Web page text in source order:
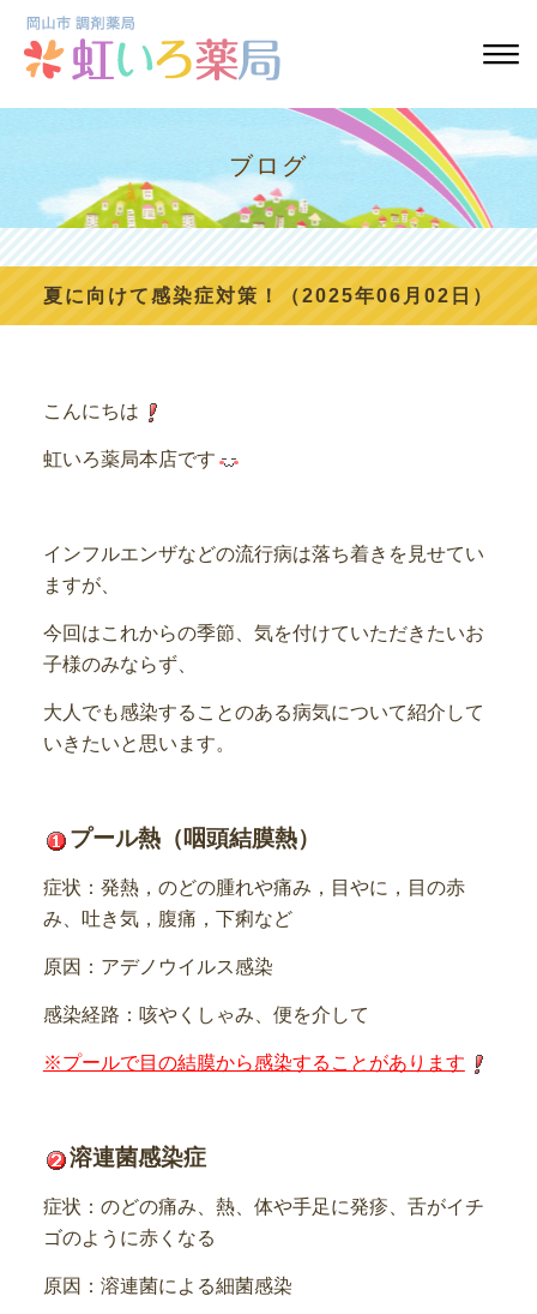
ブログ
夏に向けて感染症対策！（2025年06月02日）
こんにちは
虹いろ薬局本店です
インフルエンザなどの流行病は落ち着きを見せてい
ますが、
今回はこれからの季節、気を付けていただきたいお
子様のみならず、
大人でも感染することのある病気について紹介して
いきたいと思います。
プール熱（咽頭結膜熱）
症状：発熱，のどの腫れや痛み，目やに，目の赤
み、吐き気，腹痛，下痢など
原因：アデノウイルス感染
感染経路：咳やくしゃみ、便を介して
※プールで目の結膜から感染することがあります
溶連菌感染症
症状：のどの痛み、熱、体や手足に発疹、舌がイチ
ゴのように赤くなる
原因：溶連菌による細菌感染